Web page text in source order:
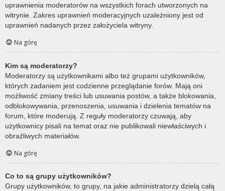
uprawnienia moderatorów na wszystkich forach utworzonych na
witrynie. Zakres uprawnień moderacyjnych uzależniony jest od
uprawnień nadanych przez założyciela witryny.
Na górę
Kim są moderatorzy?
Moderatorzy są użytkownikami albo też grupami użytkowników,
których zadaniem jest codzienne przeglądanie forów. Mają oni
możliwość zmiany treści lub usuwania postów, a także blokowania,
odblokowywania, przenoszenia, usuwania i dzielenia tematów na
forum, które moderują. Z reguły moderatorzy czuwają, aby
użytkownicy pisali na temat oraz nie publikowali niewłaściwych i
obraźliwych materiałów.
Na górę
Co to są grupy użytkowników?
Grupy użytkowników, to grupy, na jakie administratorzy dzielą całą